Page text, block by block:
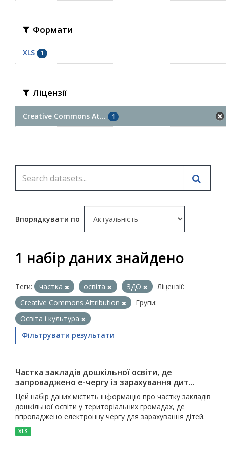
Формати
XLS 1
Ліцензії
Creative Commons At... 1
Впорядкувати по
1 набір даних знайдено
Теги: частка освіта ЗДО
Ліцензії:
Creative Commons Attribution
Групи:
Освіта і культура
Фільтрувати результати
Частка закладів дошкільної освіти, де
запроваджено е-чергу із зарахування дит...
Цей набір даних містить інформацію про частку закладів
дошкільної освіти у територіальних громадах, де
впроваджено електронну чергу для зарахування дітей.
XLS